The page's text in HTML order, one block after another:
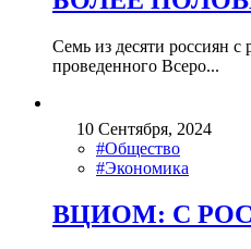
Семь из десяти россиян
проведенного Всеро...
10 Сентября, 2024
#Общество
#Экономика
ВЦИОМ: С